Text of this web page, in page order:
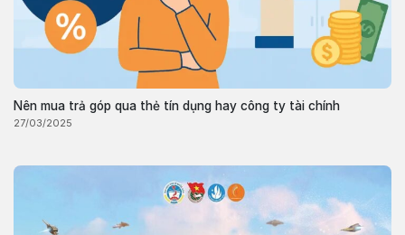
Nên mua trả góp qua thẻ tín dụng hay công ty tài chính
27/03/2025